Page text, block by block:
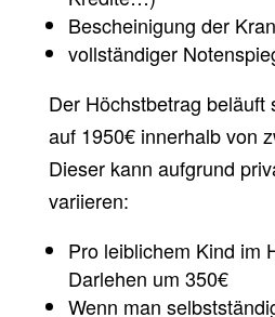
Bescheinigung der
vollständiger
Der Höchstbetrag beläuft
auf 1950€ innerhalb von
Dieser kann aufgrund
variieren:
Pro leiblichem Kind im
Darlehen um 350€
Wenn man